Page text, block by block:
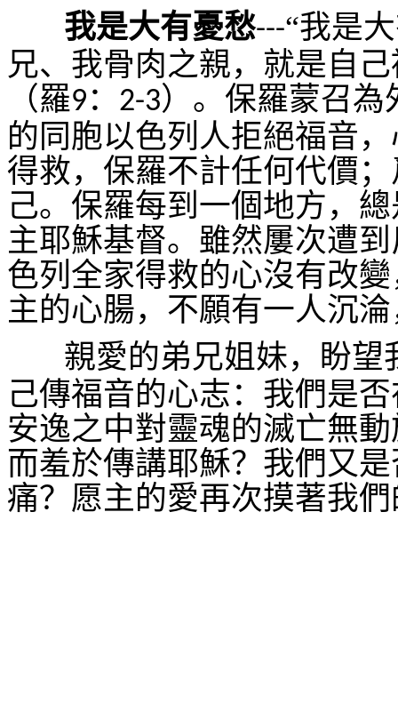
我是大有憂愁---“我是
兄、我骨肉之親，就是自
（羅9： 2-3）。保羅蒙召
的同胞以色列人拒絕福音
得救，保羅不計任何代價
己。保羅每到一個地方，
主耶穌基督。雖然屢次遭
色列全家得救的心沒有改
主的心腸，不願有一人沉
親愛的弟兄姐妹，盼
己傳福音的心志：我們是
安逸之中對靈魂的滅亡無
而羞於傳講耶穌？我們又
痛？愿主的愛再次摸著我